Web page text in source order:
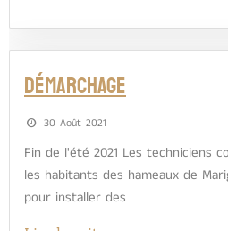
Démarchage
30 Août 2021
Fin de l'été 2021 Les techniciens
les habitants des hameaux de
pour installer des